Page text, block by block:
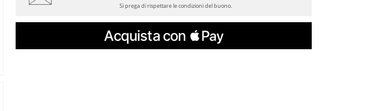
Si prega di rispettare le condizioni del buono.